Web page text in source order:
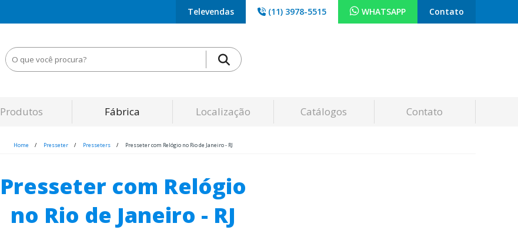
Contato
WHATSAPP
(11) 3978-5515
Televendas
Produtos Fábrica Localização Catálogos Contato
Home Presseter Presseters Presseter com Relógio no Rio de Janeiro - RJ
Presseter com Relógio
no Rio de Janeiro - RJ